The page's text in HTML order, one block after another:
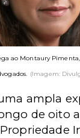
ao Montaury
(Imagem:
ampla
de oito